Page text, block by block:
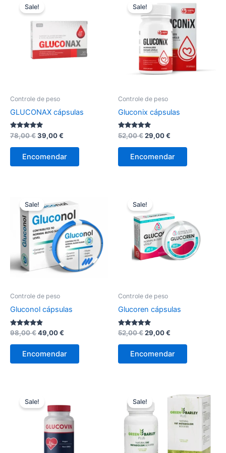
Sale!
Controle de peso
GLUCONAX cápsulas
Avaliação
4.89
de 5
78,00€O
original
era:
39,00€
é:
Encomendar
Sale!
Controle de peso
Gluconix cápsulas
Avaliação
4.78
de 5
52,00€O
original
era:
29,00€
é:
Encomendar
Sale!
Controle de peso
Gluconol cápsulas
Avaliação
4.67
de 5
98,00€O
original
era:
49,00€
é:
Encomendar
Sale!
Controle de peso
Glucoren cápsulas
Avaliação
5.00
de 5
52,00€O
original
era:
29,00€
é:
Encomendar
Sale! Sale!